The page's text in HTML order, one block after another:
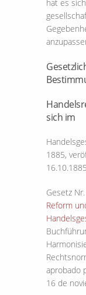
hat es
sich im
1885,
Gesetz
Reform
aprobado
16 de